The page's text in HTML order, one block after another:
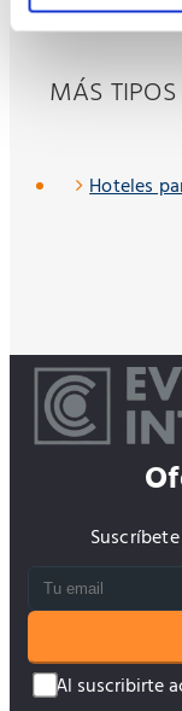
MÁS
Hoteles
Al suscribirte